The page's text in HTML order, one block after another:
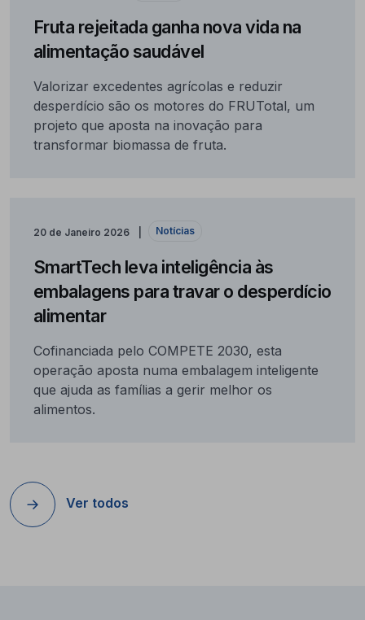
Fruta rejeitada ganha nova vida na
alimentação saudável
Valorizar excedentes agrícolas e reduzir
desperdício são os motores do FRUTotal, um
projeto que aposta na inovação para
transformar biomassa de fruta.
20 de Janeiro 2026 Notícias
SmartTech leva inteligência às
embalagens para travar o desperdício
alimentar
Cofinanciada pelo COMPETE 2030, esta
operação aposta numa embalagem inteligente
que ajuda as famílias a gerir melhor os
alimentos.
Ver todos